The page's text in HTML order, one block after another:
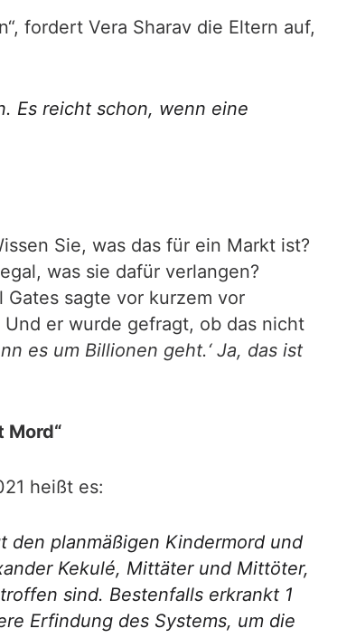
fordert Vera Sharav die Eltern auf,
Es reicht schon, wenn eine
Sie, was das für ein Markt ist?
was sie dafür verlangen?
Gates sagte vor kurzem vor
er wurde gefragt, ob das nicht
es um Billionen geht.‘ Ja, das ist
Mord“
heißt es:
den planmäßigen Kindermord und
Kekulé, Mittäter und Mittöter,
sind. Bestenfalls erkrankt 1
Erfindung des Systems, um die